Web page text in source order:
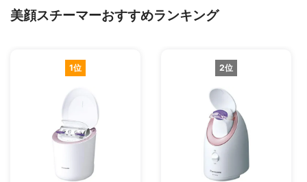
美顔スチーマーおすすめランキング
1位 2位